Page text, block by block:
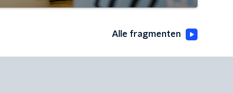
Alle fragmenten